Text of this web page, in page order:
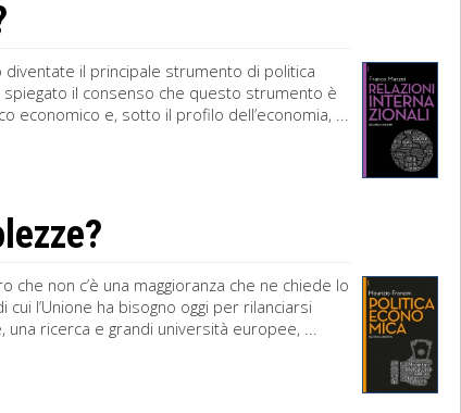
il principale strumento di politica
spiegato il consenso che questo strumento è
economico e, sotto il profilo dell’economia, ...
non c’è una maggioranza che ne chiede lo
l’Unione ha bisogno oggi per rilanciarsi
ricerca e grandi università europee, ...